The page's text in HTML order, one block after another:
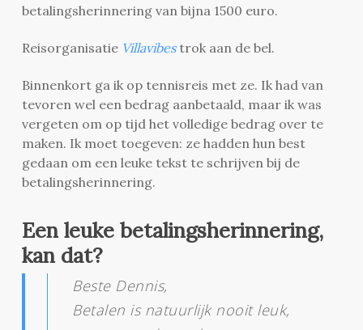
betalingsherinnering van bijna 1500 euro.
Reisorganisatie Villavibestrok aan de bel.
Binnenkort ga ik op tennisreis met ze. Ik had van
tevoren wel een bedrag aanbetaald, maar ik was
vergeten om op tijd het volledige bedrag over te
maken. Ik moet toegeven: ze hadden hun best
gedaan om een leuke tekst te schrijven bij de
betalingsherinnering.
Een leuke betalingsherinnering,
kan dat?
Beste Dennis,
Betalen is natuurlijk nooit leuk,